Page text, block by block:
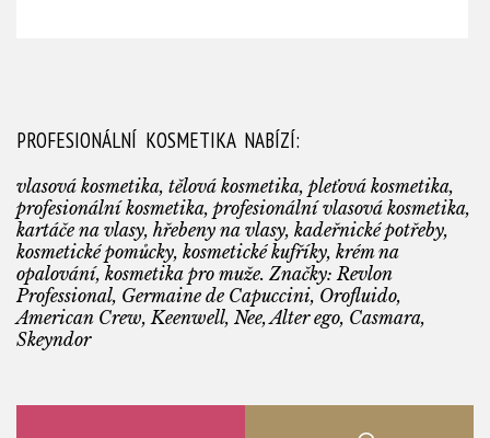
PROFESIONÁLNÍ KOSMETIKA NABÍZÍ:
vlasová kosmetika, tělová kosmetika, pleťová kosmetika,
profesionální kosmetika, profesionální vlasová kosmetika,
kartáče na vlasy, hřebeny na vlasy, kadeřnické potřeby,
kosmetické pomůcky, kosmetické kufříky, krém na
opalování, kosmetika pro muže. Značky: Revlon
Professional, Germaine de Capuccini, Orofluido,
American Crew, Keenwell, Nee, Alter ego, Casmara,
Skeyndor